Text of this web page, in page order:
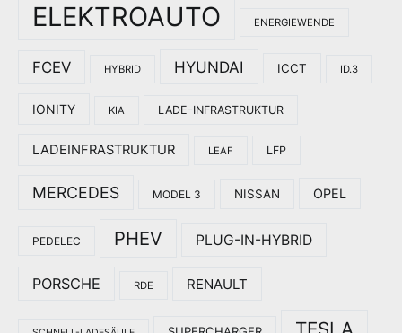
ELEKTROAUTO ENERGIEWENDE
FCEV HYBRID HYUNDAI ICCT ID.3
IONITY KIA LADE-INFRASTRUKTUR
LADEINFRASTRUKTUR LEAF LFP
MERCEDES MODEL 3 NISSAN OPEL
PEDELEC PHEV PLUG-IN-HYBRID
PORSCHE RDE RENAULT